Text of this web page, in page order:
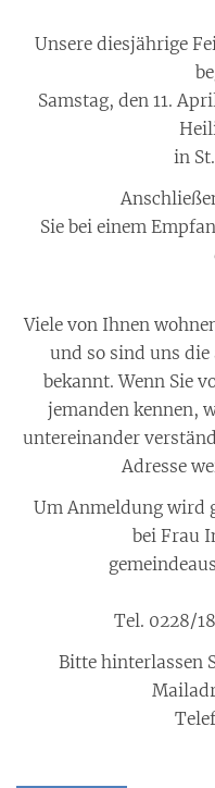
Unsere diesjährige
Samstag, den 11.
in
Sie bei einem
Viele von Ihnen
und so sind uns
bekannt. Wenn Sie
jemanden kennen,
untereinander
Adresse
Um Anmeldung wird
bei Frau
Tel. 0228/
Bitte hinterlassen